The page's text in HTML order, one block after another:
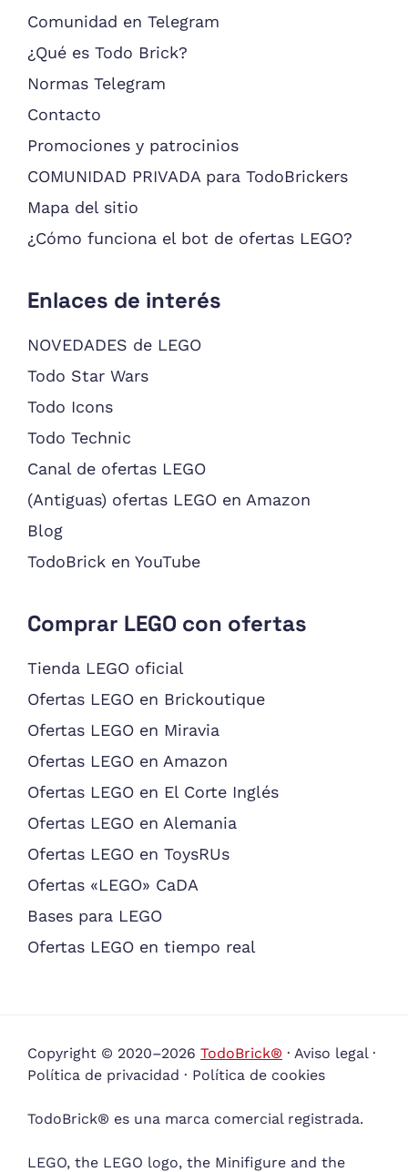
Comunidad en Telegram
¿Qué es Todo Brick?
Normas Telegram
Contacto
Promociones y patrocinios
COMUNIDAD PRIVADA para TodoBrickers
Mapa del sitio
¿Cómo funciona el bot de ofertas LEGO?
Enlaces de interés
NOVEDADES de LEGO
Todo Star Wars
Todo Icons
Todo Technic
Canal de ofertas LEGO
(Antiguas) ofertas LEGO en Amazon
Blog
TodoBrick en YouTube
Comprar LEGO con ofertas
Tienda LEGO oficial
Ofertas LEGO en Brickoutique
Ofertas LEGO en Miravia
Ofertas LEGO en Amazon
Ofertas LEGO en El Corte Inglés
Ofertas LEGO en Alemania
Ofertas LEGO en ToysRUs
Ofertas «LEGO» CaDA
Bases para LEGO
Ofertas LEGO en tiempo real
Copyright © 2020–2026 TodoBrick® · Aviso legal ·
Política de privacidad · Política de cookies
TodoBrick® es una marca comercial registrada.
LEGO, the LEGO logo, the Minifigure and the